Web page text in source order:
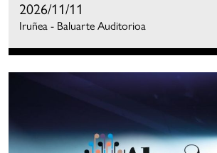
2026/11/11
Iruñea - Baluarte Auditorioa